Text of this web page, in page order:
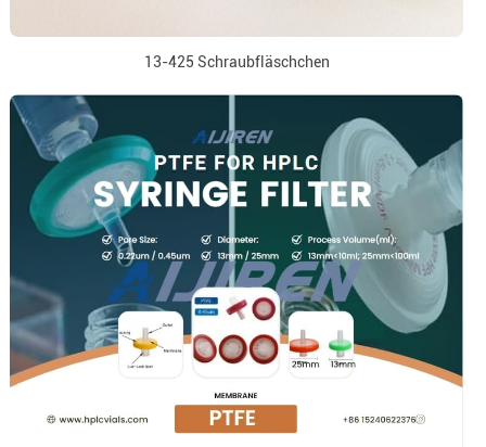
13-425 Schraubfläschchen